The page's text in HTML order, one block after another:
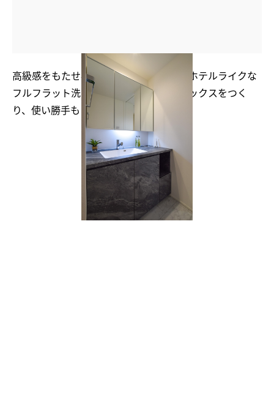
高級感をもたせ石目調の素材を採用したホテルライクな
フルフラット洗面化粧台。奥にダストボックスをつく
り、使い勝手もよくした